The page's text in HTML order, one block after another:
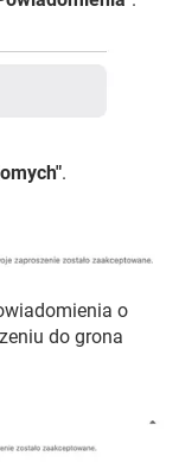
.
o
do grona